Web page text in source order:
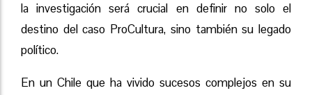
la investigación será crucial en definir no solo el
destino del caso ProCultura, sino también su legado
político.
En un Chile que ha vivido sucesos complejos en su